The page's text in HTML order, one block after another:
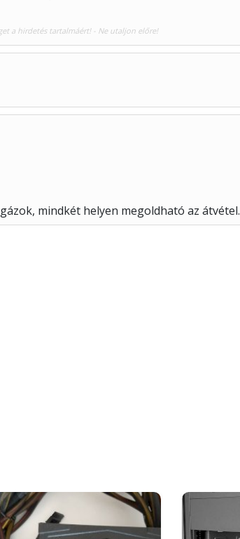
a hirdetés tartalmáért! - Ne utaljon előre!
mindkét helyen megoldható az átvétel.